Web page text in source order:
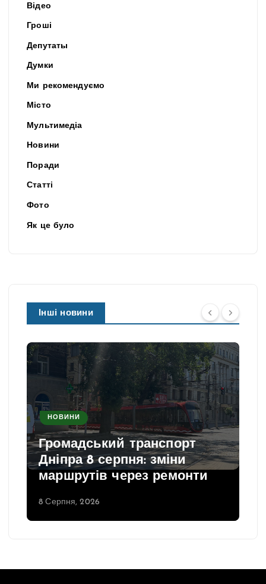
Відео
Гроші
Депутаты
Думки
Ми рекомендуємо
Місто
Мультимедіа
Новини
Поради
Статті
Фото
Як це було
Інші новини
НОВИНИ
Громадський транспорт
Дніпра 8 серпня: зміни
маршрутів через ремонти
8 Серпня, 2026